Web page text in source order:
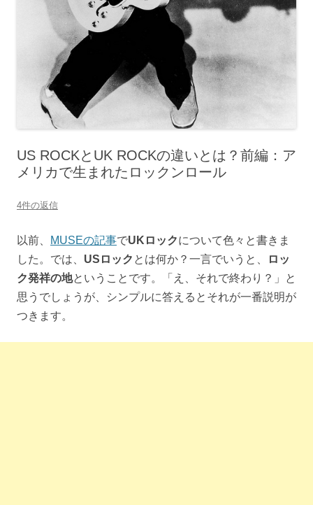
US ROCKとUK ROCKの違いとは？前編：ア
メリカで生まれたロックンロール
4件の返信
以前、 MUSEの記事でUKロックについて色々と書きま
した。では、 USロック とは何か？一言でいうと、
ロッ
ク発祥の地ということです。「え、それで終わり？」と
思うでしょうが、シンプルに答えるとそれが一番説明が
つきます。